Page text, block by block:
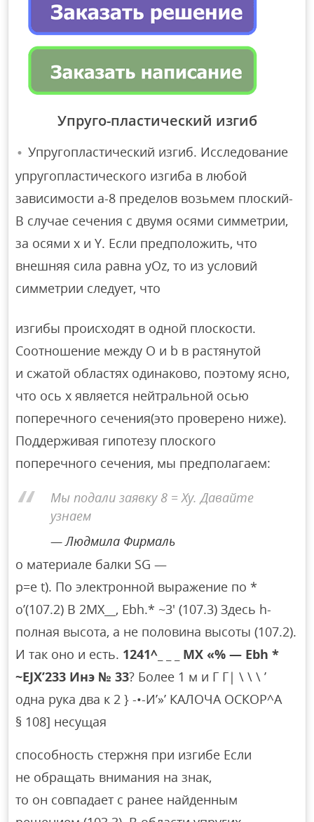
Упруго-пластический изгиб
Упругопластический изгиб. Исследование
упругопластического изгиба в любой
зависимости а-8 пределов возьмем плоский-
В случае сечения с двумя осями симметрии,
за осями x и Y. Если предположить, что
внешняя сила равна yOz, то из условий
симметрии следует, что
изгибы происходят в одной плоскости.
Соотношение между O и b в растянутой
и сжатой областях одинаково, поэтому ясно,
что ось x является нейтральной осью
поперечного сечения(это проверено ниже).
Поддерживая гипотезу плоского
поперечного сечения, мы предполагаем:
Мы подали заявку 8 = Ху. Давайте
узнаем
Людмила Фирмаль
о материале балки SG —
p=e t). По электронной выражение по *
o’(107.2) В 2MX__, Ebh.* ~3′ (107.3) Здесь h-
полная высота, а не половина высоты (107.2).
И так оно и есть. 1241^_ _ _ МХ «% — Ebh *
~EJX’233 Инэ № 33? Более 1 м и Г Г| \ \ \ ’
одна рука два к 2 } -•-И’»’ КАЛОЧА ОСКОР^А
§ 108] несущая
способность стержня при изгибе Если
не обращать внимания на знак,
то он совпадает с ранее найденным